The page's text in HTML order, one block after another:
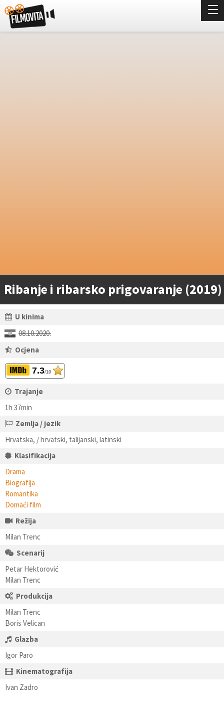
Ribanje i ribarsko prigovaranje (2019)
U kinima
08.10.2020.
Ocjena
7.3/10
Trajanje
1h 37min
Zemlja / jezik
Hrvatska, / hrvatski, talijanski, latinski
Klasifikacija
Drama
Biografija
Romantika
Domaći film
Režija
Milan Trenc
Scenarij
Petar Hektorović
Milan Trenc
Produkcija
Milan Trenc
Boris Velican
Glazba
Igor Paro
Kinematografija
Ivan Zadro